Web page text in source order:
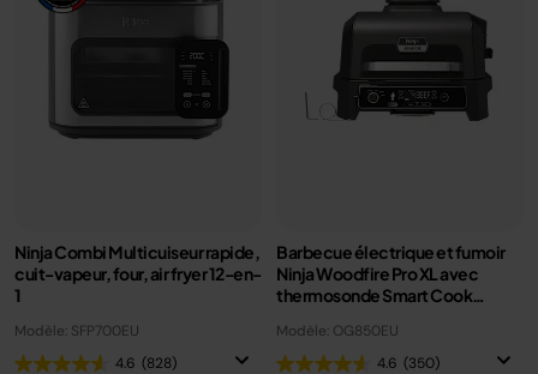
Ninja Combi Multicuiseur rapide,
cuit-vapeur, four, air fryer 12-en-
1
Modèle: SFP700EU
4.6 (828)
Barbecue électrique et fumoir
Ninja Woodfire Pro XL avec
thermosonde Smart Cook
Modèle: OG850EU
4.6 (350)